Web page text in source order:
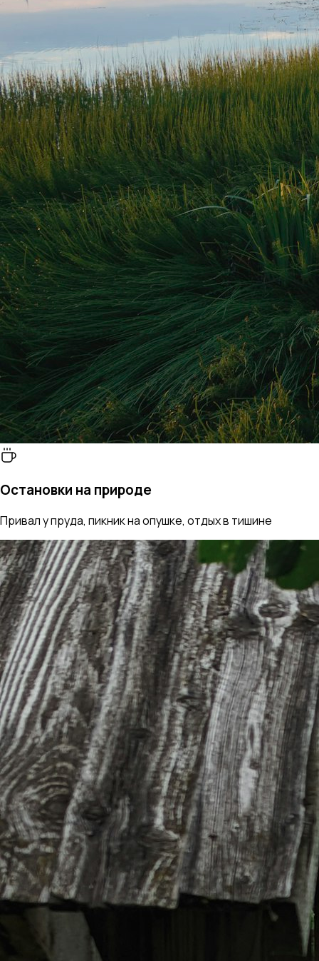
Остановки на природе
Привал у пруда, пикник на опушке, отдых в тишине